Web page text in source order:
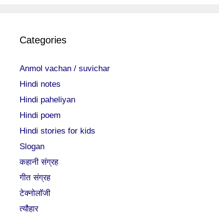
Categories
Anmol vachan / suvichar
Hindi notes
Hindi paheliyan
Hindi poem
Hindi stories for kids
Slogan
कहानी संग्रह
गीत संग्रह
टेक्नोलॉजी
त्यौहार